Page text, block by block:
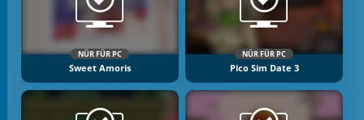
NÜR FÜR PC
Sweet Amoris
NÜR FÜR PC
Pico Sim Date 3